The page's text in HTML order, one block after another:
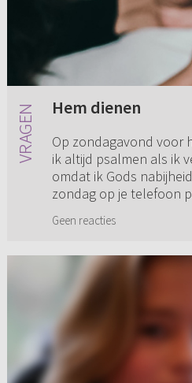
Hem dienen
Op zondagavond voor
ik altijd psalmen als ik
omdat ik Gods
zondag op je telefoon
Geen reacties